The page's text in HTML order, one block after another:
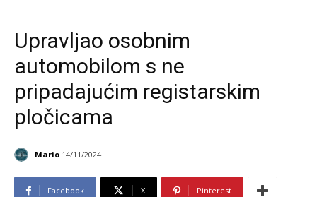
Upravljao osobnim
automobilom s ne
pripadajućim registarskim
pločicama
Mario 14/11/2024
Facebook X Pinterest